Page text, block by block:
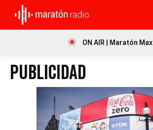
ON AIR | Maratón Max
PUBLICIDAD